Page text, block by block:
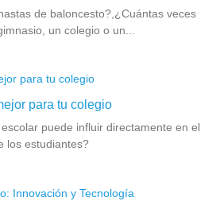
de baloncesto?,¿Cuántas veces
un colegio o un...
para tu colegio
puede influir directamente en el
los estudiantes?